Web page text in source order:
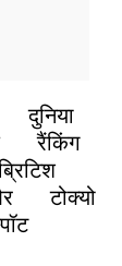
दुनिया
रैंकिंग
टोक्यो